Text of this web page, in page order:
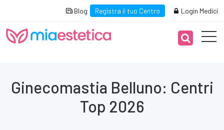
Blog Registra il tuo Centro Login Medici
Ginecomastia Belluno: Centri
Top 2026